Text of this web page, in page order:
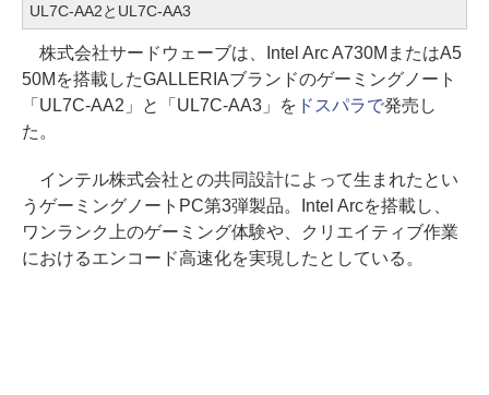
UL7C-AA2とUL7C-AA3
株式会社サードウェーブは、Intel Arc A730MまたはA5
50Mを搭載したGALLERIAブランドのゲーミングノート
「UL7C-AA2」と「UL7C-AA3」を ドスパラで発売し
た。
インテル株式会社との共同設計によって生まれたとい
うゲーミングノートPC第3弾製品。Intel Arcを搭載し、
ワンランク上のゲーミング体験や、クリエイティブ作業
におけるエンコード高速化を実現したとしている。